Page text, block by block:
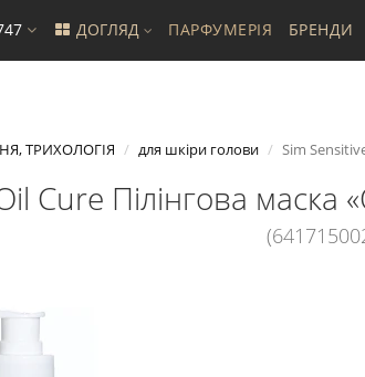
ДОГЛЯД ПАРФУМЕРІЯ БРЕНДИ
ТРИХОЛОГІЯ для шкіри голови Sim
Cure Пілінгова